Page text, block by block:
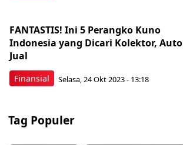
Finansial
FANTASTIS! Ini 5 Perangko Kuno
Indonesia yang Dicari Kolektor, Auto
Jual
Selasa, 24 Okt 2023 - 13:18
Tag Populer